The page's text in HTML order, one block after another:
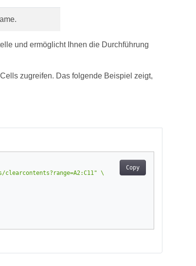
und ermöglicht Ihnen die Durchführung
zugreifen. Das folgende Beispiel zeigt,
Copy